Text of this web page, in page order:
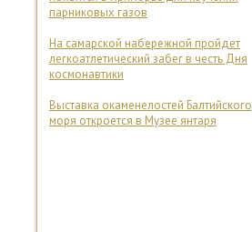
парниковых газов
На самарской набережной пройдет
легкоатлетический забег в честь Дня
космонавтики
Выставка окаменелостей Балтийского
моря откроется в Музее янтаря